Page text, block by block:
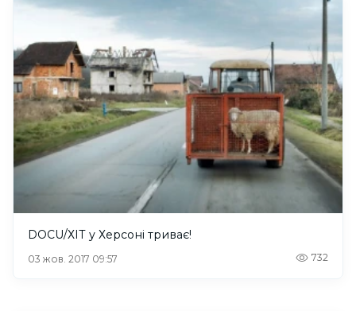
DOCU/ХІТ у Херсоні триває!
03 жов. 2017 09:57 732